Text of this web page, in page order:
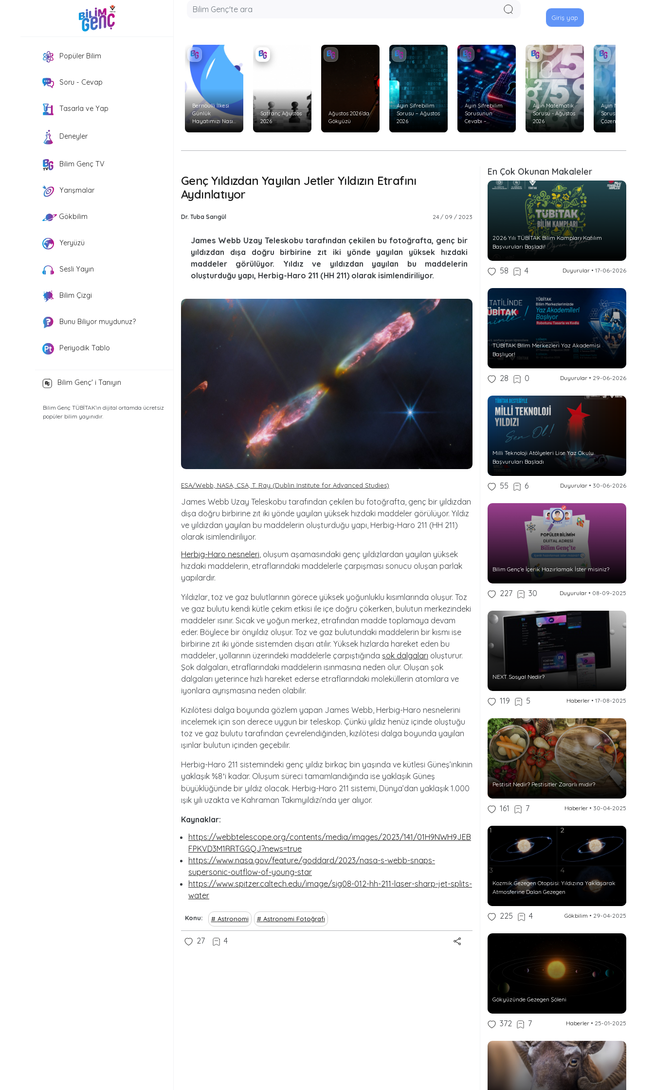
Giriş yap
Popüler Bilim
Soru - Cevap
Tasarla ve Yap
Deneyler
Bilim Genç TV
Yarışmalar
Gökbilim
Yeryüzü
Sesli Yayın
Bilim Çizgi
Bunu Biliyor muydunuz?
Periyodik Tablo
Bilim Genç' i Tanıyın
Bilim Genç TÜBİTAK’ın dijital ortamda ücretsiz
popüler bilim yayınıdır.
Bernoulli İlkesi
Günlük
Hayatımızı Nasıl
Satranç Ağustos
2026
Ağustos 2026’da
Gökyüzü
Ayın Şifrebilim
Sorusu – Ağustos
2026
Ayın Şifrebilim
Sorusunun
Cevabı –
Ayın Matematik
Sorusu - Ağustos
2026
Ayın Matematik
Sorusunu Doğru
Çözenler –
Genç Yıldızdan Yayılan Jetler Yıldızın Etrafını
Aydınlatıyor
Dr. Tuba Sarıgül 24 / 09 / 2023
James Webb Uzay Teleskobu tarafından çekilen bu fotoğrafta, genç bir
yıldızdan dışa doğru birbirine zıt iki yönde yayılan yüksek hızdaki
maddeler görülüyor. Yıldız ve yıldızdan yayılan bu maddelerin
oluşturduğu yapı, Herbig-Haro 211 (HH 211) olarak isimlendiriliyor.
ESA/Webb, NASA, CSA, T. Ray (Dublin Institute for Advanced Studies)
James Webb Uzay Teleskobu tarafından çekilen bu fotoğrafta, genç bir yıldızdan
dışa doğru birbirine zıt iki yönde yayılan yüksek hızdaki maddeler görülüyor. Yıldız
ve yıldızdan yayılan bu maddelerin oluşturduğu yapı, Herbig-Haro 211 (HH 211)
olarak isimlendiriliyor.
Herbig-Haro nesneleri, oluşum aşamasındaki genç yıldızlardan yayılan yüksek
hızdaki maddelerin, etraflarındaki maddelerle çarpışması sonucu oluşan parlak
yapılardır.
Yıldızlar, toz ve gaz bulutlarının görece yüksek yoğunluklu kısımlarında oluşur. Toz
ve gaz bulutu kendi kütle çekim etkisi ile içe doğru çökerken, bulutun merkezindeki
maddeler ısınır. Sıcak ve yoğun merkez, etrafından madde toplamaya devam
eder. Böylece bir önyıldız oluşur. Toz ve gaz bulutundaki maddelerin bir kısmı ise
birbirine zıt iki yönde sistemden dışarı atılır. Yüksek hızlarda hareket eden bu
maddeler, yollarının üzerindeki maddelerle çarpıştığında şok dalgaları oluşturur.
Şok dalgaları, etraflarındaki maddelerin ısınmasına neden olur. Oluşan şok
dalgaları yeterince hızlı hareket ederse etraflarındaki moleküllerin atomlara ve
iyonlara ayrışmasına neden olabilir.
Kızılötesi dalga boyunda gözlem yapan James Webb, Herbig-Haro nesnelerini
incelemek için son derece uygun bir teleskop. Çünkü yıldız henüz içinde oluştuğu
toz ve gaz bulutu tarafından çevrelendiğinden, kızılötesi dalga boyunda yayılan
ışınlar bulutun içinden geçebilir.
Herbig-Haro 211 sistemindeki genç yıldız birkaç bin yaşında ve kütlesi Güneş’inkinin
yaklaşık %8’i kadar. Oluşum süreci tamamlandığında ise yaklaşık Güneş
büyüklüğünde bir yıldız olacak. Herbig-Haro 211 sistemi, Dünya’dan yaklaşık 1.000
ışık yılı uzakta ve Kahraman Takımyıldızı’nda yer alıyor.
Kaynaklar:
https://webbtelescope.org/contents/media/images/2023/141/01H9NWH9JEB
FPKVD3M1RRTGGQJ?news=true
https://www.nasa.gov/feature/goddard/2023/nasa-s-webb-snaps-
supersonic-outflow-of-young-star
https://www.spitzer.caltech.edu/image/sig08-012-hh-211-laser-sharp-jet-splits-
water
Konu Astronomi Astronomi Fotoğrafı
27 4
En Çok Okunan Makaleler
2026 Yılı TÜBİTAK Bilim Kampları Katılım
Başvuruları Başladı!
58 4 Duyurular• 17-06-2026
TÜBİTAK Bilim Merkezleri Yaz Akademisi
Başlıyor!
28 0 Duyurular• 29-06-2026
Milli Teknoloji Atölyeleri Lise Yaz Okulu
Başvuruları Başladı
55 6 Duyurular• 30-06-2026
Bilim Genç’e İçerik Hazırlamak İster misiniz?
227 30 Duyurular• 08-09-2025
NEXT Sosyal Nedir?
119 5 Haberler• 17-08-2025
Pestisit Nedir? Pestisitler Zararlı mıdır?
161 7 Haberler• 30-04-2025
Kozmik Gezegen Otopsisi: Yıldızına Yaklaşarak
Atmosferine Dalan Gezegen
225 4 Gökbilim • 29-04-2025
Gökyüzünde Gezegen Şöleni
372 7 Haberler• 25-01-2025